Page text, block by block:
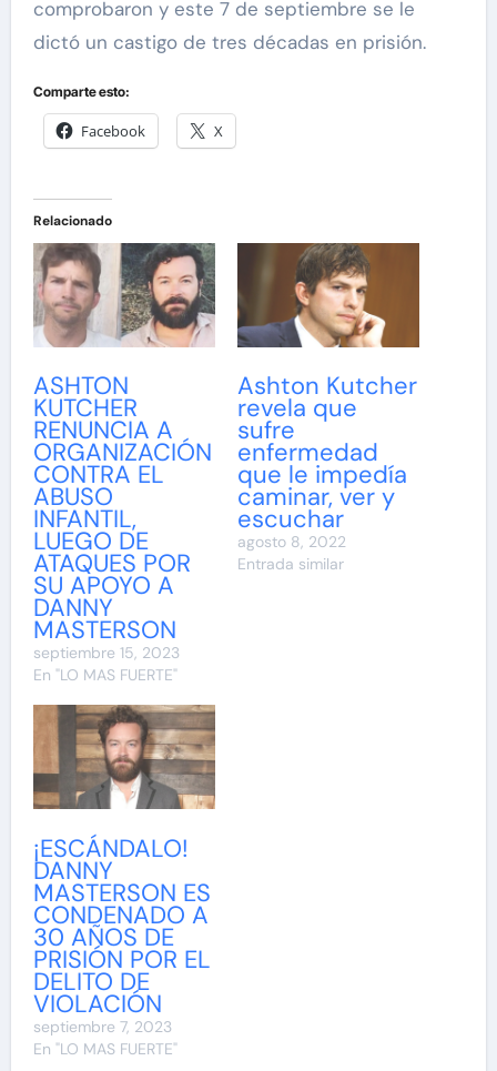
comprobaron y este 7 de septiembre se le
dictó un castigo de tres décadas en prisión.
Comparte esto:
Facebook X
Relacionado
ASHTON
KUTCHER
RENUNCIA A
ORGANIZACIÓN
CONTRA EL
ABUSO
INFANTIL,
LUEGO DE
ATAQUES POR
SU APOYO A
DANNY
MASTERSON
septiembre 15, 2023
En "LO MAS FUERTE"
Ashton Kutcher
revela que
sufre
enfermedad
que le impedía
caminar, ver y
escuchar
agosto 8, 2022
Entrada similar
¡ESCÁNDALO!
DANNY
MASTERSON ES
CONDENADO A
30 AÑOS DE
PRISIÓN POR EL
DELITO DE
VIOLACIÓN
septiembre 7, 2023
En "LO MAS FUERTE"